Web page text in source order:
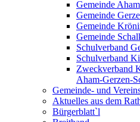
Gemeinde Aham
Gemeinde
Gemeinde
Gemeinde
Schulverband
Schulverband
Zweckverband
Aham-Gerzen-
Gemeinde- und
Aktuelles aus dem
Bürgerblatt`l